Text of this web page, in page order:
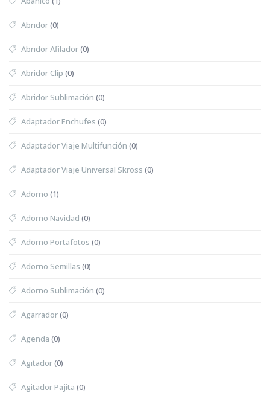
Abridor(0)
Abridor Afilador(0)
Abridor Clip (0)
Abridor Sublimación (0)
Adaptador Enchufes (0)
Adaptador Viaje Multifunción (0)
Adaptador Viaje Universal Skross (0)
Adorno (1)
Adorno Navidad (0)
Adorno Portafotos (0)
Adorno Semillas (0)
Adorno Sublimación (0)
Agarrador(0)
Agenda (0)
Agitador(0)
Agitador Pajita (0)